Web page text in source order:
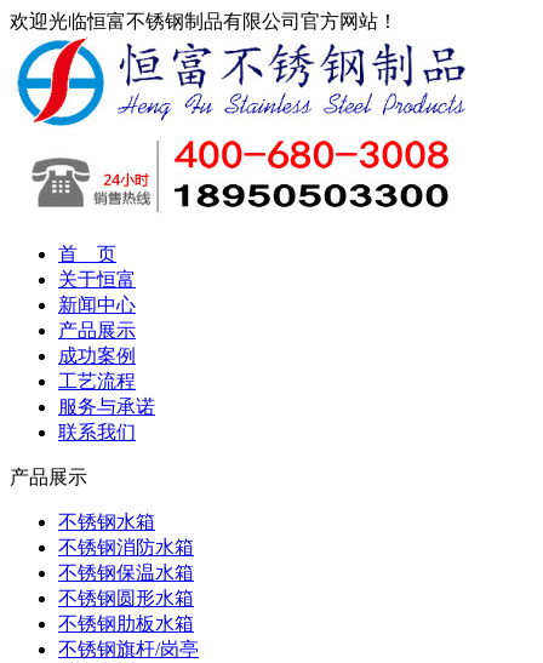
欢迎光临恒富不锈钢制品有限公司官方网站！
首 页
关于恒富
新闻中心
产品展示
成功案例
工艺流程
服务与承诺
联系我们
产品展示
不锈钢水箱
不锈钢消防水箱
不锈钢保温水箱
不锈钢圆形水箱
不锈钢肋板水箱
不锈钢旗杆/岗亭